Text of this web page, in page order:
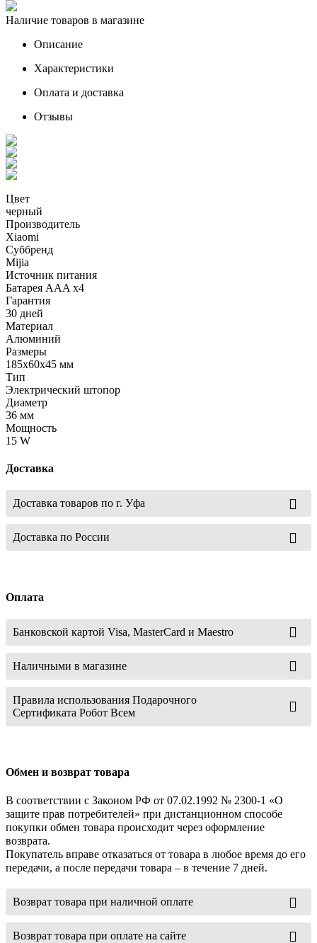
Наличие товаров в магазине
Описание
Характеристики
Оплата и доставка
Отзывы
Цвет
черный
Производитель
Xiaomi
Суббренд
Mijia
Источник питания
Батарея AAA x4
Гарантия
30 дней
Материал
Алюминий
Размеры
185х60х45 мм
Тип
Электрический штопор
Диаметр
36 мм
Мощность
15 W
Доставка
Доставка товаров по г. Уфа
Доставка по России
Оплата
Банковской картой Visa, MasterCard и Maestro
Наличными в магазине
Правила использования Подарочного
Сертификата Робот Всем
Обмен и возврат товара
В соответствии с Законом РФ от 07.02.1992 № 2300-1 «О
защите прав потребителей» при дистанционном способе
покупки обмен товара происходит через оформление
возврата.
Покупатель вправе отказаться от товара в любое время до его
передачи, а после передачи товара – в течение 7 дней.
Возврат товара при наличной оплате
Возврат товара при оплате на сайте